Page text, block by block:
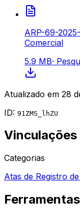
ARP-69-
Comercial
5.9 MB·
Atualizado em 28
ID: 91ZMS_lhZU
Vinculações
Categorias
Atas de Registro
Ferramentas